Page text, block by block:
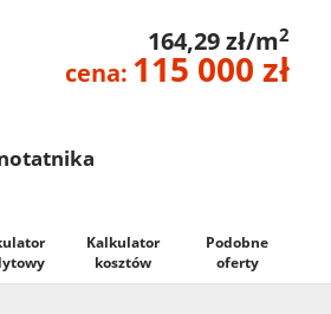
164,29 zł/m2
cena: 115 000 zł
Kalkulator
kosztów
Podobne
oferty